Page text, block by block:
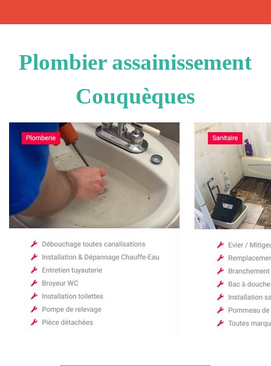
Plombier assainissement
Couquèques